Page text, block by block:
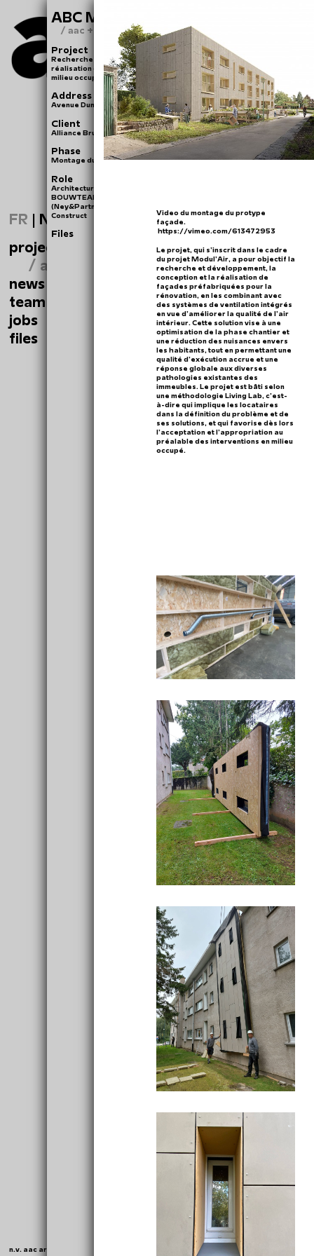
FR | NL
projects
/ abc modul'air dumont
news
team
jobs
files
n.v. aac architecture s.a.
ABC MODUL'AIR DUMONT
/ aac + reuse
Project
Recherche et développement, conception et
réalisation de la rénovation durable accélérée en
milieu occupé
Address
Avenue Dumont n°28-30 à Woluwé Saint- Lambert
Client
Alliance Bruxelloise Coopérative scrl - SLRB
Phase
Montage du protype façade.
Role
Architecture, participation et coordination du
BOUWTEAM avec les bureaux d’études WOW
(Ney&Partners), Ecorce, DELTA GC et l’entreprise TS
Construct
Files
Video du montage du protype
façade.
https://vimeo.com/613472953
Le projet, qui s’inscrit dans le cadre
du projet Modul’Air, a pour objectif la
recherche et développement, la
conception et la réalisation de
façades préfabriquées pour la
rénovation, en les combinant avec
des systèmes de ventilation intégrés
en vue d’améliorer la qualité de l’air
intérieur. Cette solution vise à une
optimisation de la phase chantier et
une réduction des nuisances envers
les habitants, tout en permettant une
qualité d’exécution accrue et une
réponse globale aux diverses
pathologies existantes des
immeubles. Le projet est bâti selon
une méthodologie Living Lab, c’est-
à-dire qui implique les locataires
dans la définition du problème et de
ses solutions, et qui favorise dès lors
l’acceptation et l’appropriation au
préalable des interventions en milieu
occupé.